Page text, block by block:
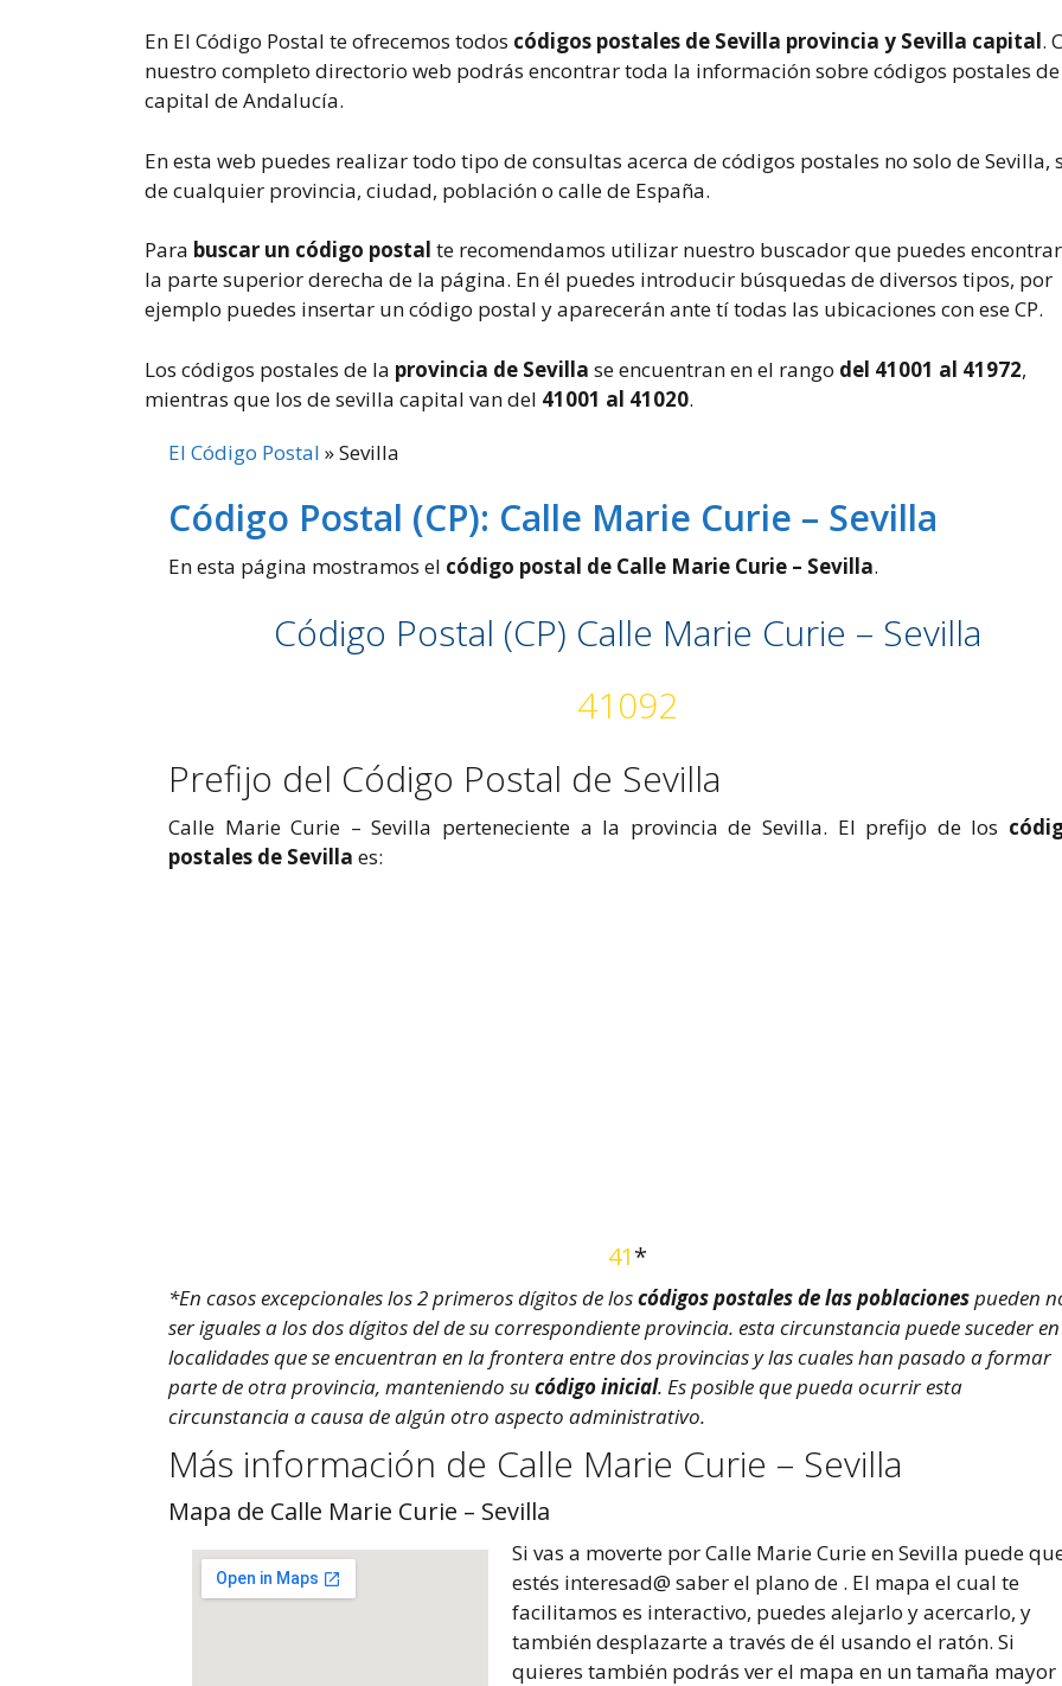
En El Código Postal te ofrecemos todos códigos postales de Sevilla provincia y Sevilla capital.
nuestro completo directorio web podrás encontrar toda la información sobre códigos postales
capital de Andalucía.
En esta web puedes realizar todo tipo de consultas acerca de códigos postales no solo de Sevilla,
de cualquier provincia, ciudad, población o calle de España.
Para buscar un código postal te recomendamos utilizar nuestro buscador que puedes
la parte superior derecha de la página. En él puedes introducir búsquedas de diversos tipos, por
ejemplo puedes insertar un código postal y aparecerán ante tí todas las ubicaciones con ese CP.
Los códigos postales de la provincia de Sevilla se encuentran en el rango del 41001 al 41972,
mientras que los de sevilla capital van del 41001 al 41020.
El Código Postal »Sevilla
Código Postal (CP): Calle Marie Curie – Sevilla
En esta página mostramos el código postal de Calle Marie Curie – Sevilla.
Código Postal (CP) Calle Marie Curie – Sevilla
41092
Prefijo del Código Postal de Sevilla
Calle Marie Curie – Sevilla perteneciente a la provincia de Sevilla. El prefijo de los
postales de Sevilla es:
41*
*En casos excepcionales los 2 primeros dígitos de loscódigos postales de las poblacionespueden
ser iguales a los dos dígitos del de su correspondiente provincia. esta circunstancia puede suceder en
localidades que se encuentran en la frontera entre dos provincias y las cuales han pasado a formar
parte de otra provincia, manteniendo sucódigo inicial. Es posible que pueda ocurrir esta
circunstancia a causa de algún otro aspecto administrativo.
Más información de Calle Marie Curie – Sevilla
Mapa de Calle Marie Curie – Sevilla
Si vas a moverte por Calle Marie Curie en Sevilla puede
estés interesad@ saber el plano de . El mapa el cual te
facilitamos es interactivo, puedes alejarlo y acercarlo, y
también desplazarte a través de él usando el ratón. Si
quieres también podrás ver el mapa en un tamaña mayor